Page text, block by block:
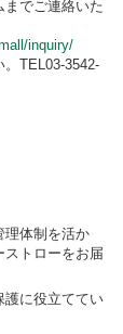
までご連絡いた
inquiry/
。TEL03-3542-
理体制を活か
ストローをお届
護に役立ててい